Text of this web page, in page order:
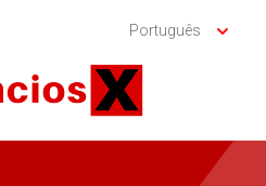
Português